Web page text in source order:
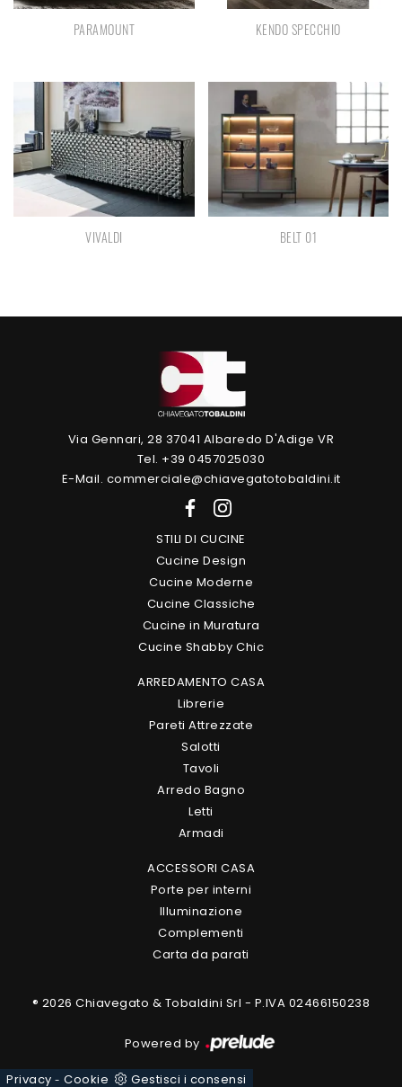
PARAMOUNT KENDO SPECCHIO
VIVALDI BELT 01
Via Gennari, 28 37041 Albaredo D'Adige VR
Tel. +39 0457025030
E-Mail. commerciale@chiavegatotobaldini.it
STILI DI CUCINE
Cucine Design
Cucine Moderne
Cucine Classiche
Cucine in Muratura
Cucine Shabby Chic
ARREDAMENTO CASA
Librerie
Pareti Attrezzate
Salotti
Tavoli
Arredo Bagno
Letti
Armadi
ACCESSORI CASA
Porte per interni
Illuminazione
Complementi
Carta da parati
® 2026 Chiavegato & Tobaldini Srl - P.IVA 02466150238
Powered by
Privacy - Cookie Gestisci i consensi